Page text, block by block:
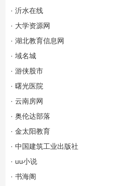
· 沂水在线
· 大学资源网
· 湖北教育信息网
· 域名城
· 游侠股市
· 曙光医院
· 云南房网
· 奥伦达部落
· 金太阳教育
· 中国建筑工业出版社
· uu小说
· 书海阁